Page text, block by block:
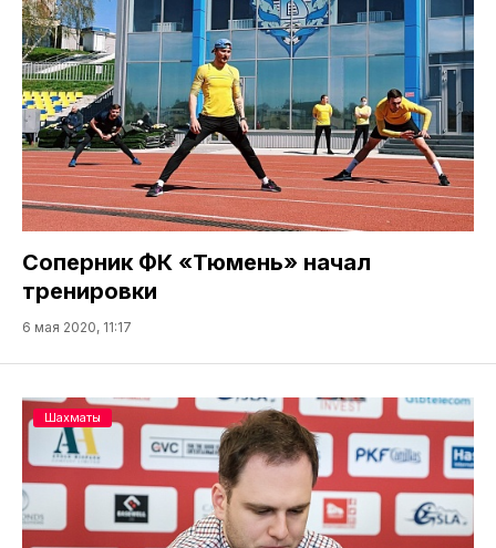
Соперник ФК «Тюмень» начал
тренировки
6 мая 2020, 11:17
Шахматы